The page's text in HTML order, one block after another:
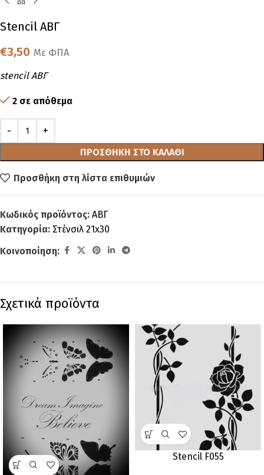
Stencil ΑΒΓ
€3,50 Με ΦΠΑ
stencil ΑΒΓ
2 σε απόθεμα
ΠΡΟΣΘΉΚΗ ΣΤΟ ΚΑΛΆΘΙ
Προσθήκη στη λίστα επιθυμιών
Κωδικός προϊόντος: ΑΒΓ
Κατηγορία: Στένσιλ 21x30
Κοινοποίηση:
Σχετικά προϊόντα
Stencil F055